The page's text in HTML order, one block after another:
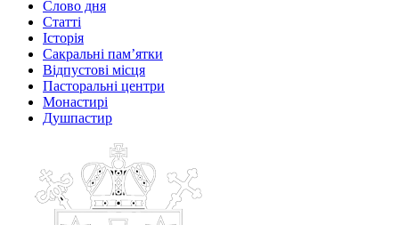
Слово дня
Статті
Історія
Сакральні пам’ятки
Відпустові місця
Пасторальні центри
Монастирі
Душпастир